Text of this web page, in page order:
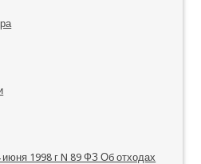
1998 г N 89 ФЗ Об отходах